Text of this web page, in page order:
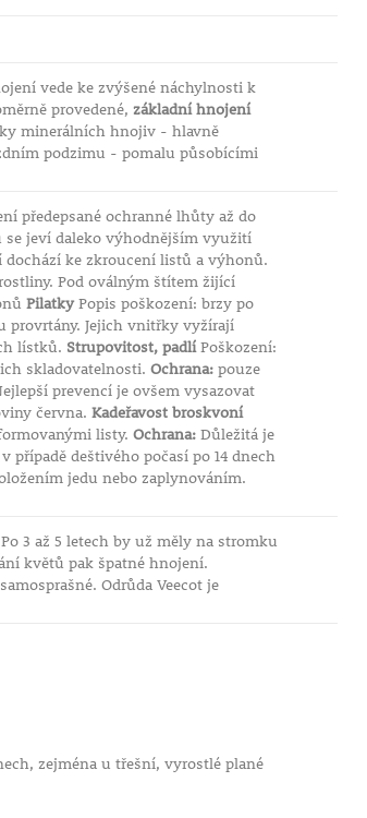
vede ke zvýšené náchylnosti k
provedené, základní hnojení
minerálních hnojiv - hlavně
podzimu - pomalu působícími
předepsané ochranné lhůty až do
jeví daleko výhodnějším využití
ke zkroucení listů a výhonů.
Pod oválným štítem žijící
PilatkyPopis poškození: brzy po
provrtány. Jejich vnitřky vyžírají
lístků. Strupovitost, padlíPoškození:
skladovatelnosti. Ochrana:pouze
prevencí je ovšem vysazovat
června. Kadeřavost broskvoní
listy. Ochrana:Důležitá je
deštivého počasí po 14 dnech
jedu nebo zaplynováním.
3 až 5 letech by už měly na stromku
květů pak špatné hnojení.
Odrůda Veecot je
zejména u třešní, vyrostlé plané